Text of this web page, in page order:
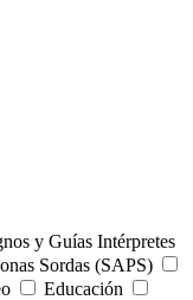
y Guías Intérpretes
Sordas (SAPS)
Educación